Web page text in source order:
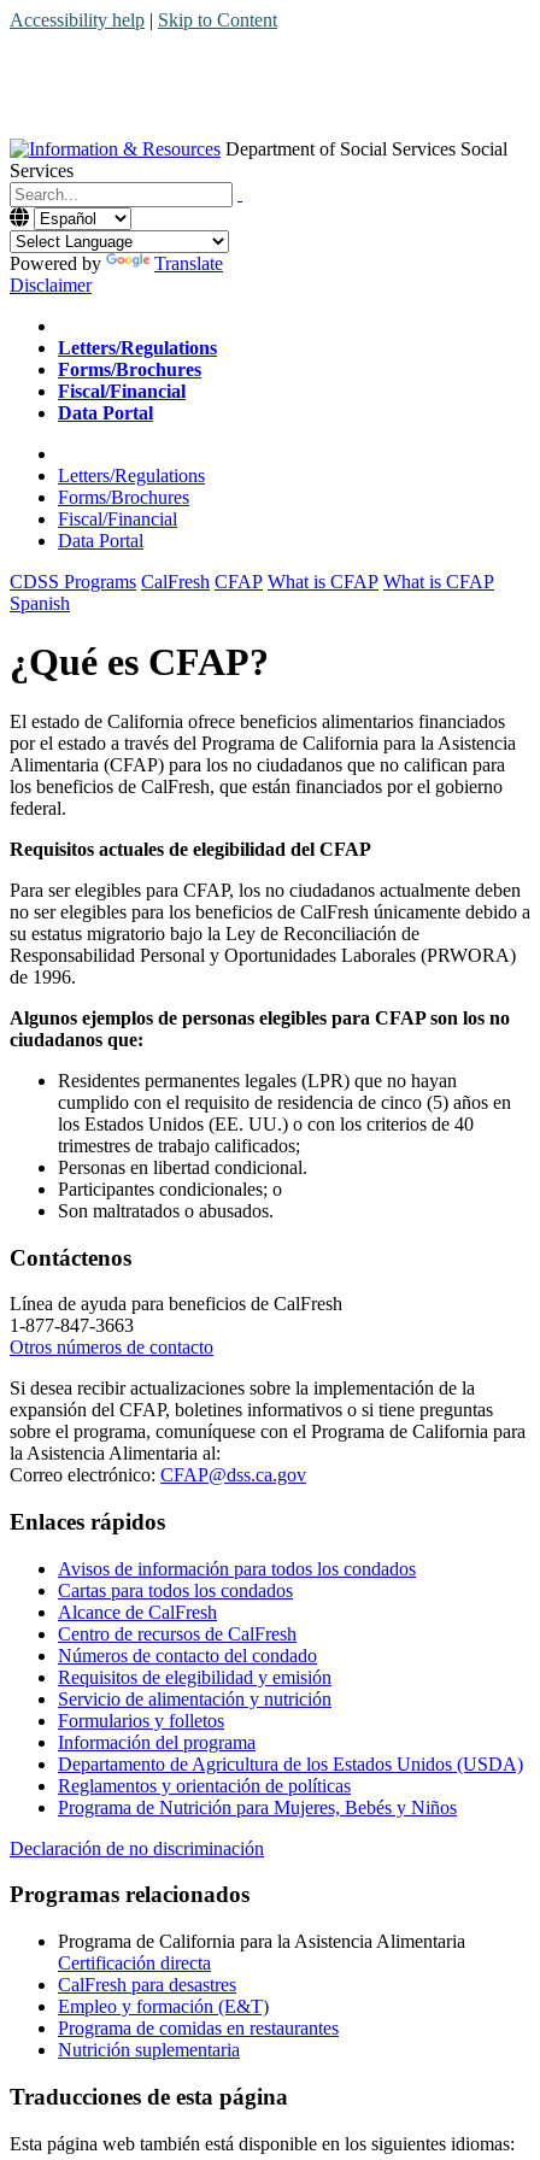
Accessibility help | Skip to Content
Department of Social Services Social
Services
Menu
Contact
Search
Powered by
Translate
Disclaimer
Home
Letters/Regulations
Forms/Brochures
Fiscal/Financial
Data Portal
Home
Letters/Regulations
Forms/Brochures
Fiscal/Financial
Data Portal
CDSS Programs CalFresh CFAP What is CFAP What is CFAP
Spanish
¿Qué es CFAP?
El estado de California ofrece beneficios alimentarios financiados
por el estado a través del Programa de California para la Asistencia
Alimentaria (CFAP) para los no ciudadanos que no califican para
los beneficios de CalFresh, que están financiados por el gobierno
federal.
Requisitos actuales de elegibilidad del CFAP
Para ser elegibles para CFAP, los no ciudadanos actualmente deben
no ser elegibles para los beneficios de CalFresh únicamente debido a
su estatus migratorio bajo la Ley de Reconciliación de
Responsabilidad Personal y Oportunidades Laborales (PRWORA)
de 1996.
Algunos ejemplos de personas elegibles para CFAP son los no
ciudadanos que:
Residentes permanentes legales (LPR) que no hayan
cumplido con el requisito de residencia de cinco (5) años en
los Estados Unidos (EE. UU.) o con los criterios de 40
trimestres de trabajo calificados;
Personas en libertad condicional.
Participantes condicionales; o
Son maltratados o abusados.
Contáctenos
Línea de ayuda para beneficios de CalFresh
1-877-847-3663
Otros números de contacto
Si desea recibir actualizaciones sobre la implementación de la
expansión del CFAP, boletines informativos o si tiene preguntas
sobre el programa, comuníquese con el Programa de California para
la Asistencia Alimentaria al:
Correo electrónico: CFAP@dss.ca.gov
Enlaces rápidos
Avisos de información para todos los condados
Cartas para todos los condados
Alcance de CalFresh
Centro de recursos de CalFresh
Números de contacto del condado
Requisitos de elegibilidad y emisión
Servicio de alimentación y nutrición
Formularios y folletos
Información del programa
Departamento de Agricultura de los Estados Unidos (USDA)
Reglamentos y orientación de políticas
Programa de Nutrición para Mujeres, Bebés y Niños
Declaración de no discriminación
Programas relacionados
Programa de California para la Asistencia Alimentaria
Certificación directa
CalFresh para desastres
Empleo y formación (E&T)
Programa de comidas en restaurantes
Nutrición suplementaria
Traducciones de esta página
Esta página web también está disponible en los siguientes idiomas: